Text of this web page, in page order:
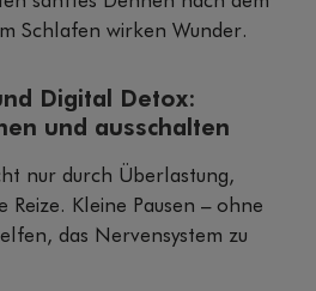
Schlafen wirken Wunder.
Digital Detox:
und ausschalten
nur durch Überlastung,
Reize. Kleine Pausen – ohne
das Nervensystem zu